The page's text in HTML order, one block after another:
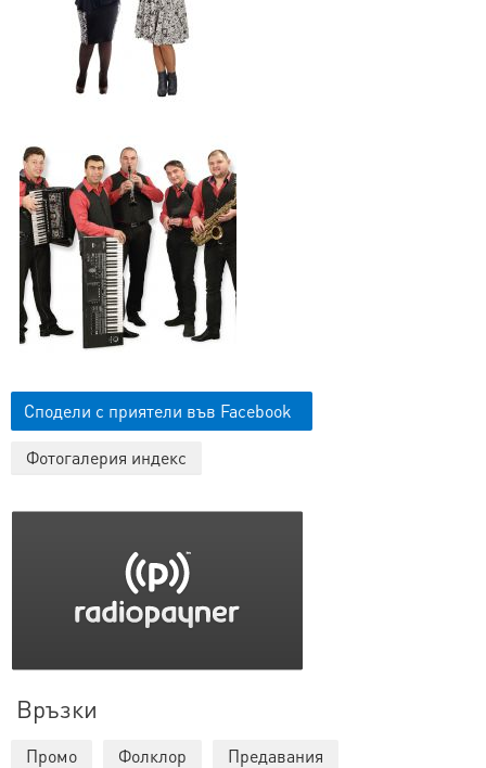
Сподели с приятели във Facebook
Фотогалерия индекс
Връзки
Промо Фолклор
Предавания